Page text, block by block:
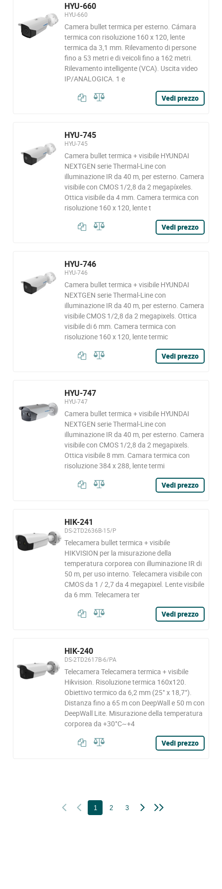
HYU-660
HYU-660
Camera bullet termica per esterno. Cámara
termica con risoluzione 160 x 120, lente
termica da 3,1 mm. Rilevamento di persone
fino a 53 metri e di veicoli fino a 162 metri.
Rilevamento intelligente (VCA). Uscita video
IP/ANALOGICA. 1 e
Vedi prezzo
HYU-745
HYU-745
Camera bullet termica + visibile HYUNDAI
NEXTGEN serie Thermal-Line con
illuminazione IR da 40 m, per esterno. Camera
visibile con CMOS 1/2,8 da 2 megapíxeles.
Ottica visibile da 4 mm. Camera termica con
risoluzione 160 x 120, lente t
Vedi prezzo
HYU-746
HYU-746
Camera bullet termica + visibile HYUNDAI
NEXTGEN serie Thermal-Line con
illuminazione IR da 40 m, per esterno. Camera
visibile CMOS 1/2,8 da 2 megapixels. Ottica
visibile di 6 mm. Camera termica con
risoluzione 160 x 120, lente termic
Vedi prezzo
HYU-747
HYU-747
Camera bullet termica + visibile HYUNDAI
NEXTGEN serie Thermal-Line con
illuminazione IR da 40 m, per esterno. Camera
visibile con CMOS 1/2,8 da 2 megapixels.
Ottica visibile 8 mm. Camara termica con
risoluzione 384 x 288, lente termi
Vedi prezzo
HIK-241
DS-2TD2636B-15/P
Telecamera bullet termica + visibile
HIKVISION per la misurazione della
temperatura corporea con illuminazione IR di
50 m, per uso interno. Telecamera visibile con
CMOS da 1 / 2,7 da 4 megapixel. Lente visibile
da 6 mm. Telecamera ter
Vedi prezzo
HIK-240
DS-2TD2617B-6/PA
Telecamera Telecamera termica + visibile
Hikvision. Risoluzione termica 160x120.
Obiettivo termico da 6,2 mm (25° x 18,7°).
Distanza fino a 65 m con DeepWall e 50 m con
DeepWall Lite. Misurazione della temperatura
corporea da +30°C~+4
Vedi prezzo
1 2 3